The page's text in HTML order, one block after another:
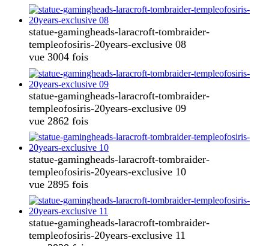
statue-gamingheads-laracroft-tombraider-
templeofosiris-20years-exclusive 08
vue 3004 fois
statue-gamingheads-laracroft-tombraider-
templeofosiris-20years-exclusive 09
vue 2862 fois
statue-gamingheads-laracroft-tombraider-
templeofosiris-20years-exclusive 10
vue 2895 fois
statue-gamingheads-laracroft-tombraider-
templeofosiris-20years-exclusive 11